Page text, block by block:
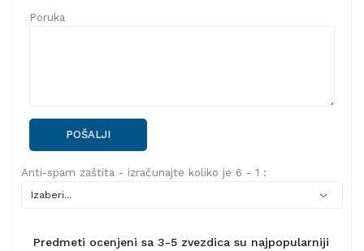
Poruka
POŠALJI
Anti-spam zaštita - izračunajte koliko je 6 - 1 :
Predmeti ocenjeni sa 3-5 zvezdica su najpopularniji